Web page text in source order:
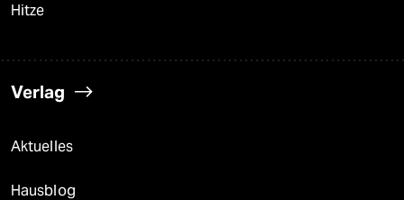
Hitze
Verlag
Aktuelles
Hausblog